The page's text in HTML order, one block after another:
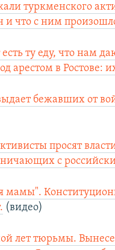
туркменского
и что с ним
есть ту еду, что нам
арестом в Ростове:
бежавших от
просят
с
мамы".
(видео)
лет тюрьмы.